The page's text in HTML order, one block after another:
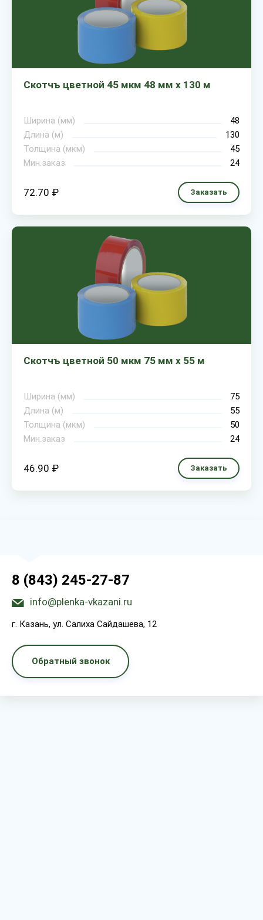
Скотчъ цветной 45 мкм 48 мм х 130 м
Ширина (мм)
48
Длина (м)
130
Толщина (мкм)
45
Мин.заказ
24
72.70 ₽ Заказать
Скотчъ цветной 50 мкм 75 мм х 55 м
Ширина (мм)
75
Длина (м)
55
Толщина (мкм)
50
Мин.заказ
24
46.90 ₽ Заказать
8 (843) 245-27-87
info@plenka-vkazani.ru
г. Казань, ул. Салиха Сайдашева, 12
Обратный звонок